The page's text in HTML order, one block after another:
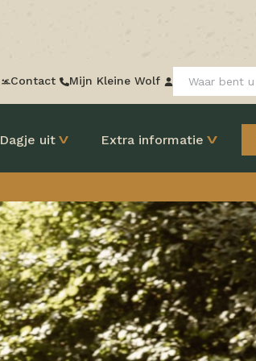
Contact Mijn Kleine Wolf
Dagje uit Extra informatie